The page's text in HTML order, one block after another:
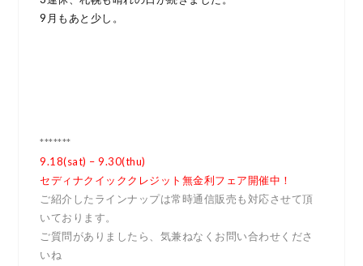
9月もあと少し。
*******
9.18(sat) – 9.30(thu)
セディナクイッククレジット無金利フェア開催中！
ご紹介したラインナップは常時通信販売も対応させて頂
いております。
ご質問がありましたら、気兼ねなくお問い合わせくださ
いね